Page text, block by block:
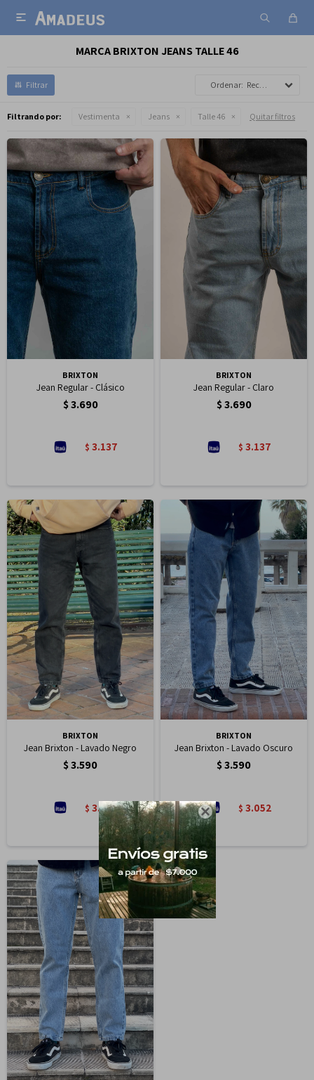


MARCA BRIXTON JEANS TALLE 46
Recomendados
Filtrando por: Vestimenta Jeans Talle 46 Quitar filtros
BRIXTON
Jean Regular - Clásico
$3.690
$ 3.137
BRIXTON
Jean Regular - Claro
$3.690
$ 3.137
BRIXTON
Jean Brixton - Lavado Negro
$3.590
$ 3.052
BRIXTON
Jean Brixton - Lavado Oscuro
$3.590
$ 3.052